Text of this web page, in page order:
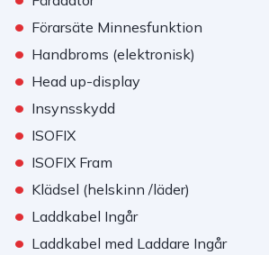
• Förarsäte Minnesfunktion
• Handbroms (elektronisk)
• Head up-display
• Insynsskydd
• ISOFIX
• ISOFIX Fram
• Klädsel (helskinn /läder)
• Laddkabel Ingår
• Laddkabel med Laddare Ingår